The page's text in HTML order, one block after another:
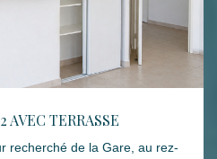
AVEC TERRASSE
recherché de la Gare, au rez-